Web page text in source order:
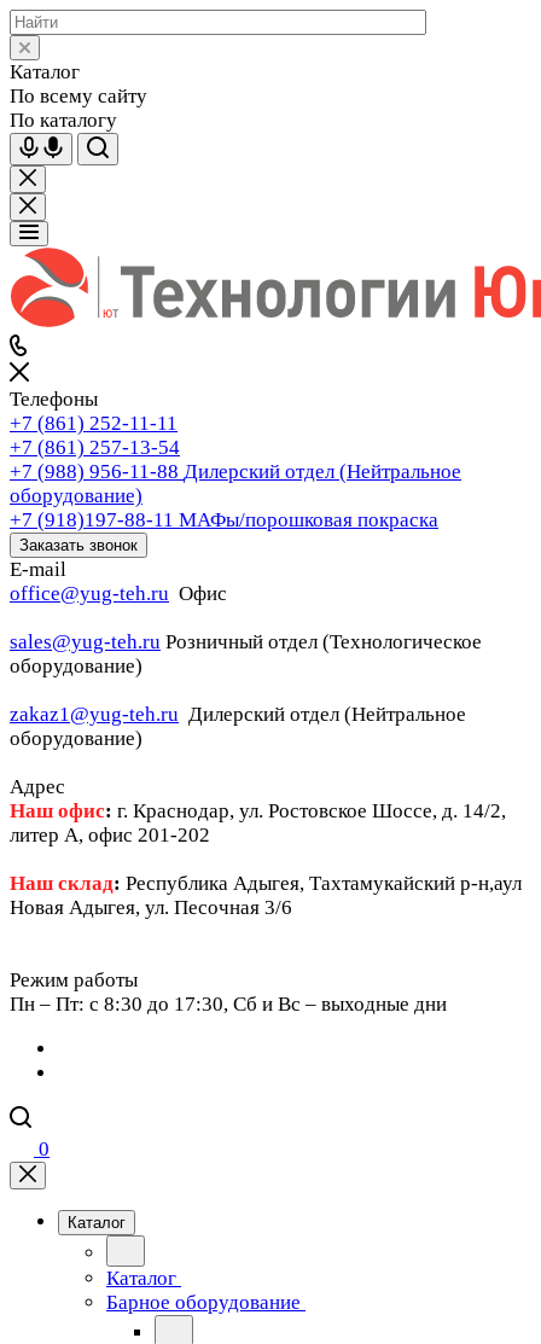
Каталог
По всему сайту
По каталогу
Телефоны
+7 (861) 252-11-11
+7 (861) 257-13-54
+7 (988) 956-11-88 Дилерский отдел (Нейтральное
оборудование)
+7 (918)197-88-11 МАФы/порошковая покраска
Заказать звонок
E-mail
office@yug-teh.ru Офис
sales@yug-teh.ru Розничный отдел (Технологическое
оборудование)
zakaz1@yug-teh.ru Дилерский отдел (Нейтральное
оборудование)
Адрес
Наш офис: г. Краснодар, ул. Ростовское Шоссе, д. 14/2,
литер А, офис 201-202
Наш склад: Республика Адыгея, Тахтамукайский р-н,аул
Новая Адыгея, ул. Песочная 3/6
Режим работы
Пн – Пт: c 8:30 до 17:30, Сб и Вс – выходные дни
0
Каталог
Каталог
Барное оборудование